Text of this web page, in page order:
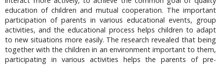
education of children and mutual cooperation. The important
participation of parents in various educational events, group
activities, and the educational process helps children to adapt
to new situations more easily. The research revealed that being
together with the children in an environment important to them,
participating in various activities helps the parents of pre-